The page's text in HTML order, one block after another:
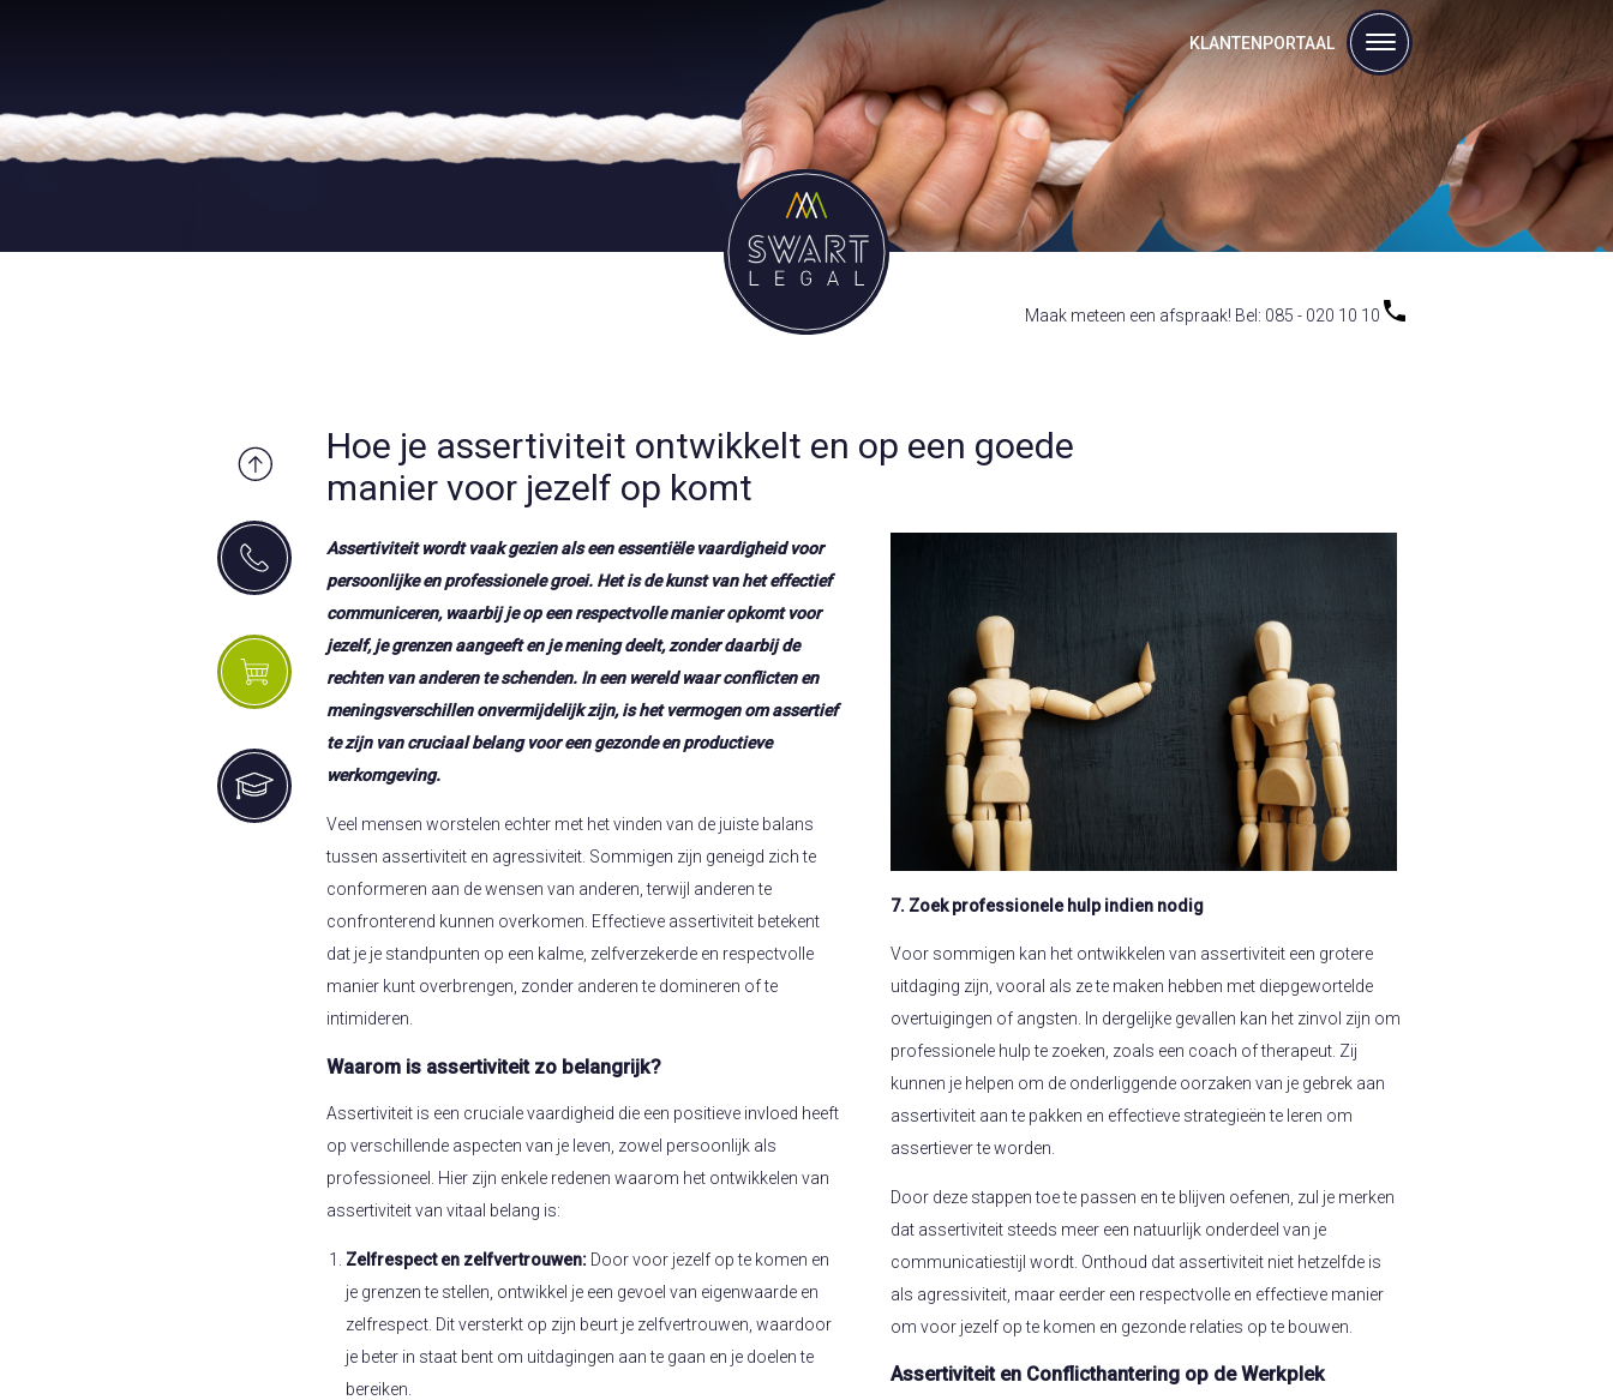
KLANTENPORTAAL
Maak meteen een afspraak! Bel: 085 - 020 10 10
Hoe je assertiviteit ontwikkelt en op een goede
manier voor jezelf op komt
Assertiviteit wordt vaak gezien als een essentiële vaardigheid voor
persoonlijke en professionele groei. Het is de kunst van het effectief
communiceren, waarbij je op een respectvolle manier opkomt voor
jezelf, je grenzen aangeeft en je mening deelt, zonder daarbij de
rechten van anderen te schenden. In een wereld waar conflicten en
meningsverschillen onvermijdelijk zijn, is het vermogen om assertief
te zijn van cruciaal belang voor een gezonde en productieve
werkomgeving.
Veel mensen worstelen echter met het vinden van de juiste balans
tussen assertiviteit en agressiviteit. Sommigen zijn geneigd zich te
conformeren aan de wensen van anderen, terwijl anderen te
confronterend kunnen overkomen. Effectieve assertiviteit betekent
dat je je standpunten op een kalme, zelfverzekerde en respectvolle
manier kunt overbrengen, zonder anderen te domineren of te
intimideren.
Waarom is assertiviteit zo belangrijk?
Assertiviteit is een cruciale vaardigheid die een positieve invloed heeft
op verschillende aspecten van je leven, zowel persoonlijk als
professioneel. Hier zijn enkele redenen waarom het ontwikkelen van
assertiviteit van vitaal belang is:
Zelfrespect en zelfvertrouwen: Door voor jezelf op te komen en
je grenzen te stellen, ontwikkel je een gevoel van eigenwaarde en
zelfrespect. Dit versterkt op zijn beurt je zelfvertrouwen, waardoor
je beter in staat bent om uitdagingen aan te gaan en je doelen te
bereiken.
7. Zoek professionele hulp indien nodig
Voor sommigen kan het ontwikkelen van assertiviteit een grotere
uitdaging zijn, vooral als ze te maken hebben met diepgewortelde
overtuigingen of angsten. In dergelijke gevallen kan het zinvol zijn om
professionele hulp te zoeken, zoals een coach of therapeut. Zij
kunnen je helpen om de onderliggende oorzaken van je gebrek aan
assertiviteit aan te pakken en effectieve strategieën te leren om
assertiever te worden.
Door deze stappen toe te passen en te blijven oefenen, zul je merken
dat assertiviteit steeds meer een natuurlijk onderdeel van je
communicatiestijl wordt. Onthoud dat assertiviteit niet hetzelfde is
als agressiviteit, maar eerder een respectvolle en effectieve manier
om voor jezelf op te komen en gezonde relaties op te bouwen.
Assertiviteit en Conflicthantering op de Werkplek